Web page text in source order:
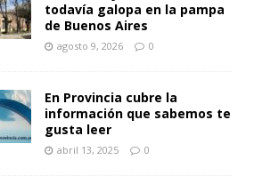
todavía galopa en la pampa
de Buenos Aires
agosto 9, 2026 0
En Provincia cubre la
información que sabemos te
gusta leer
abril 13, 2025 0